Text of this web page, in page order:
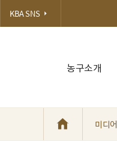
농구소개
KBA SNS
미디